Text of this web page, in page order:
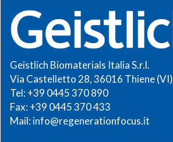
Geistlich Biomaterials Italia S.r.l.
Via Castelletto 28, 36016 Thiene (VI)
Tel: +39 0445 370 890
Fax: +39 0445 370 433
Mail:info@regenerationfocus.it